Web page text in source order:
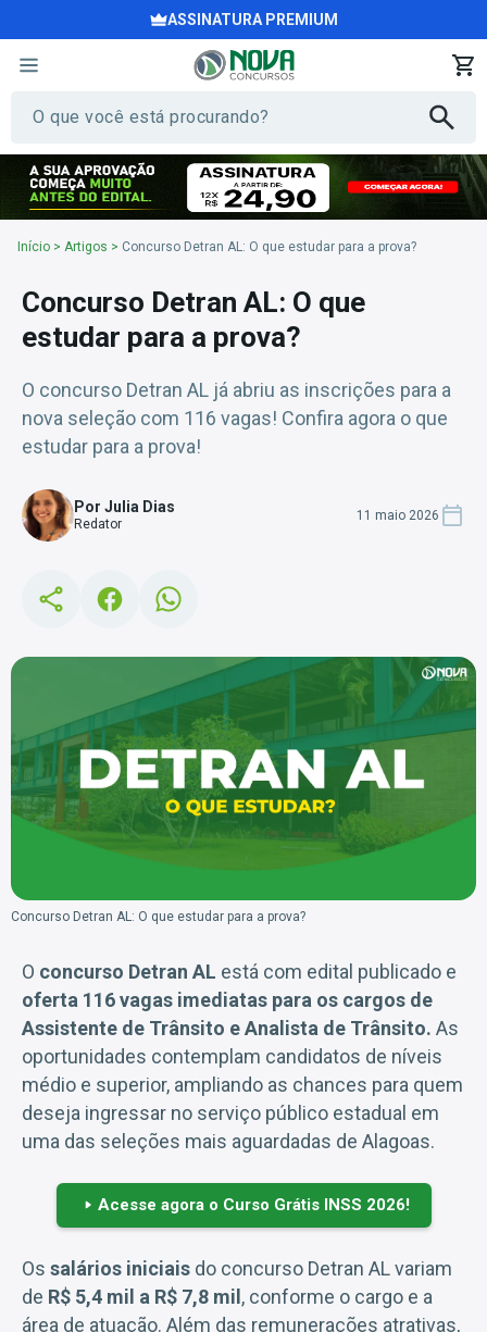
ASSINATURA PREMIUM
Início > Artigos > Concurso Detran AL: O que estudar para a prova?
Concurso Detran AL: O que
estudar para a prova?
O concurso Detran AL já abriu as inscrições para a
nova seleção com 116 vagas! Confira agora o que
estudar para a prova!
Por Julia Dias
Redator
11 maio 2026
Concurso Detran AL: O que estudar para a prova?
O concurso Detran AL está com edital publicado e
oferta 116 vagas imediatas para os cargos de
Assistente de Trânsito e Analista de Trânsito. As
oportunidades contemplam candidatos de níveis
médio e superior, ampliando as chances para quem
deseja ingressar no serviço público estadual em
uma das seleções mais aguardadas de Alagoas.
Acesse agora o Curso Grátis INSS 2026!
Os salários iniciais do concurso Detran AL variam
de R$ 5,4 mil a R$ 7,8 mil , conforme o cargo e a
área de atuação. Além das remunerações atrativas,